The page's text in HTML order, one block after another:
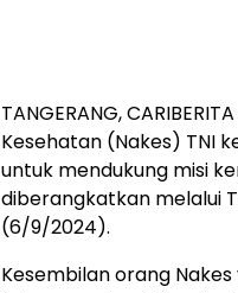
TANGERANG,
Kesehatan (Nakes) TNI
untuk mendukung misi
diberangkatkan melalui
(6/9/2024).
Kesembilan orang